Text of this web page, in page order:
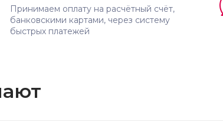
Принимаем оплату на расчётный счёт,
банковскими картами, через систему
быстрых платежей